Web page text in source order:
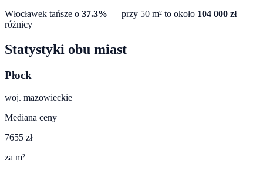
Włocławek tańsze o 37.3% — przy 50 m² to około 104 000 zł
różnicy
Statystyki obu miast
Płock
woj. mazowieckie
Mediana ceny
7655 zł
za m²